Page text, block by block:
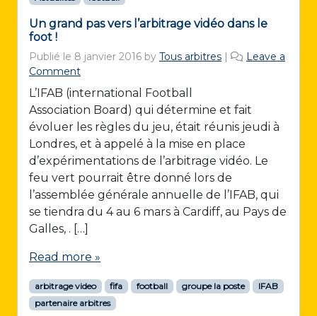
Un grand pas vers l’arbitrage vidéo dans le
foot !
Publié le 8 janvier 2016 by Tous arbitres |
Leave a
Comment
L’IFAB (international Football
Association Board) qui détermine et fait
évoluer les règles du jeu, était réunis jeudi à
Londres, et à appelé à la mise en place
d’expérimentations de l’arbitrage vidéo. Le
feu vert pourrait être donné lors de
l’assemblée générale annuelle de l’IFAB, qui
se tiendra du 4 au 6 mars à Cardiff, au Pays de
Galles, . […]
Read more »
arbitrage video fifa football groupe la poste
IFAB
partenaire arbitres